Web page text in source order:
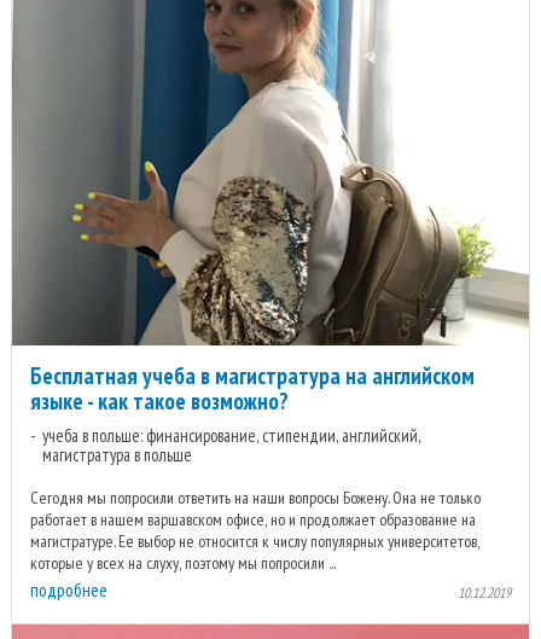
Бесплатная учеба в магистратура на английском
языке - как такое возможно?
учеба в польше: финансирование, стипендии, английский,
магистратура в польше
Сегодня мы попросили ответить на наши вопросы Божену. Она не только
работает в нашем варшавском офисе, но и продолжает образование на
магистратуре. Ее выбор не относится к числу популярных университетов,
которые у всех на слуху, поэтому мы попросили ...
подробнее 10.12.2019